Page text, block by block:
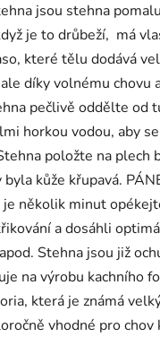
jsou stehna
je to drůbeží, má
které tělu dodává
díky volnému
pečlivě oddělte
horkou vodou, aby
položte na plech
kůže křupavá.
několik minut
a dosáhli
Stehna jsou již
na výrobu kachního
která je známá
vhodné pro